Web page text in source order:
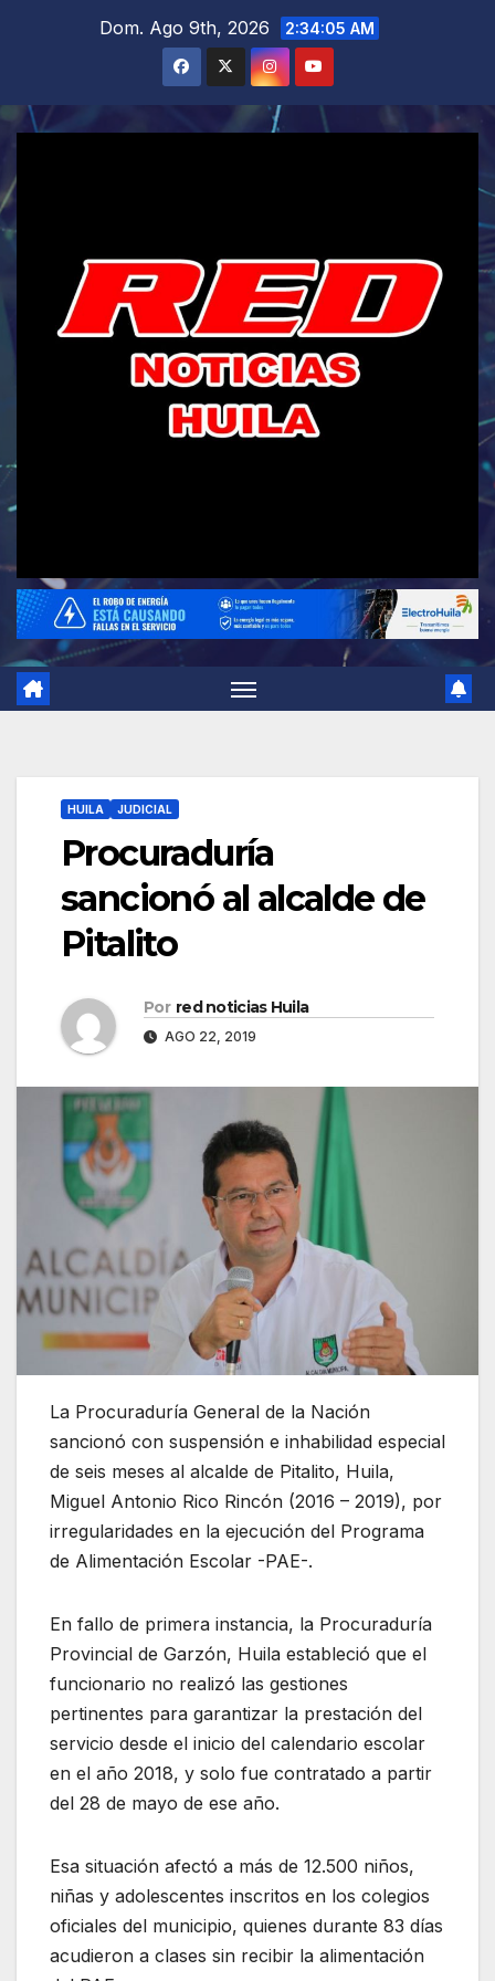
Dom. Ago 9th, 2026 2:34:06 AM
HUILA JUDICIAL
Procuraduría
sancionó al alcalde de
Pitalito
Por red noticias Huila
AGO 22, 2019
La Procuraduría General de la Nación
sancionó con suspensión e inhabilidad especial
de seis meses al alcalde de Pitalito, Huila,
Miguel Antonio Rico Rincón (2016 – 2019), por
irregularidades en la ejecución del Programa
de Alimentación Escolar -PAE-.
En fallo de primera instancia, la Procuraduría
Provincial de Garzón, Huila estableció que el
funcionario no realizó las gestiones
pertinentes para garantizar la prestación del
servicio desde el inicio del calendario escolar
en el año 2018, y solo fue contratado a partir
del 28 de mayo de ese año.
Esa situación afectó a más de 12.500 niños,
niñas y adolescentes inscritos en los colegios
oficiales del municipio, quienes durante 83 días
acudieron a clases sin recibir la alimentación